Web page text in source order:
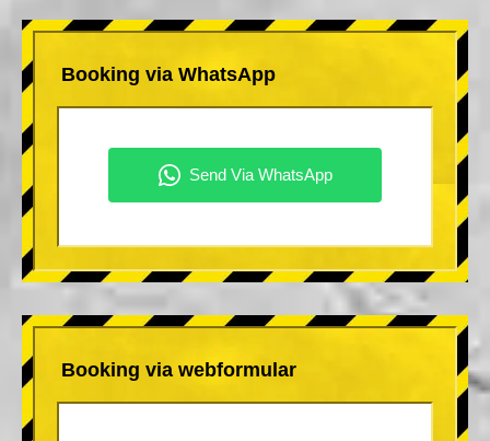
Booking via WhatsApp
Booking via webformular